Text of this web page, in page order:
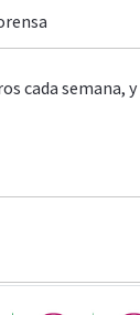
cada semana, y